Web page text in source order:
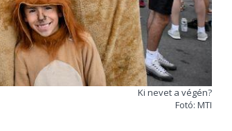
Ki nevet a végén?
Fotó: MTI